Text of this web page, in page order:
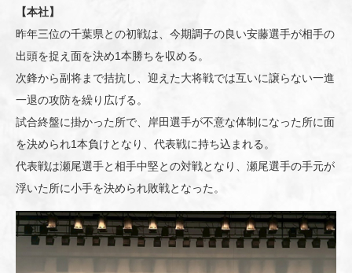
【本社】
昨年三位の千葉県との初戦は、今期調子の良い安藤選手が相手の
出頭を捉え面を決め1本勝ちを収める。
次鋒から副将まで拮抗し、迎えた大将戦では互いに譲らない一進
一退の攻防を繰り広げる。
試合終盤に掛かった所で、岸田選手が不意な体制になった所に面
を決められ1本負けとなり、代表戦に持ち込まれる。
代表戦は瀬尾選手と相手中堅との対戦となり、瀬尾選手の手元が
浮いた所に小手を決められ敗戦となった。